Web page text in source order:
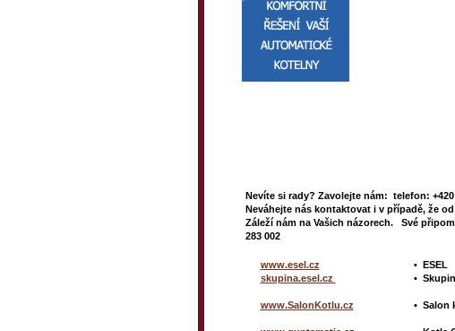
Nevíte si rady? Zavolejte nám: telefon: +420
Neváhejte nás kontaktovat i v případě, že
Záleží nám na Vašich názorech. Své
283 002
www.esel.cz
skupina.esel.cz
www.SalonKotlu.cz
• ESEL
•
• Salon